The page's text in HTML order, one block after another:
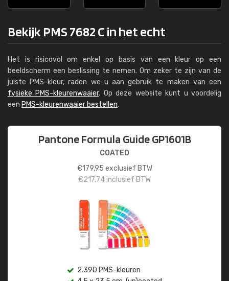
Bekijk PMS 7682 C in het echt
Het is risicovol om enkel op basis van een kleur op een
beeldscherm een beslissing te nemen. Om zeker te zijn van de
juiste PMS-kleur, raden we u aan gebruik te maken van een
fysieke PMS-kleurenwaaier. Op deze website kunt u voordelig
een PMS-kleurenwaaier bestellen.
Pantone Formula Guide GP1601B
COATED
€179,95 exclusief BTW
€217,74inclusief BTW
2.390 PMS-kleuren